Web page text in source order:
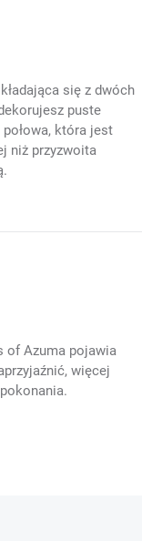
się z dwóch
puste
która jest
niż przyzwoita
of Azuma pojawia
więcej